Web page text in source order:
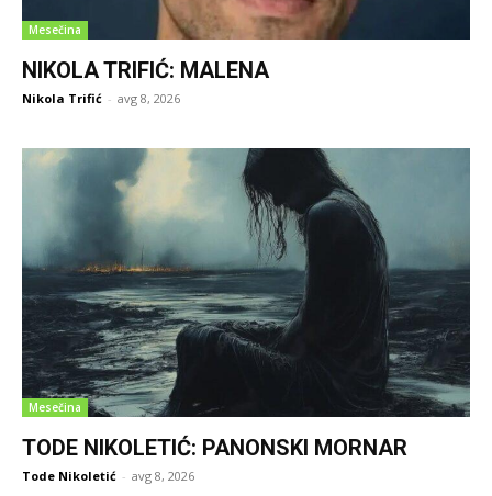
Mesečina
NIKOLA TRIFIĆ: MALENA
Nikola Trifić - avg 8, 2026
Mesečina
TODE NIKOLETIĆ: PANONSKI MORNAR
Tode Nikoletić - avg 8, 2026